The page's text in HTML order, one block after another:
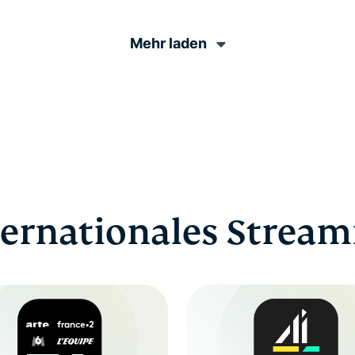
Mehr laden